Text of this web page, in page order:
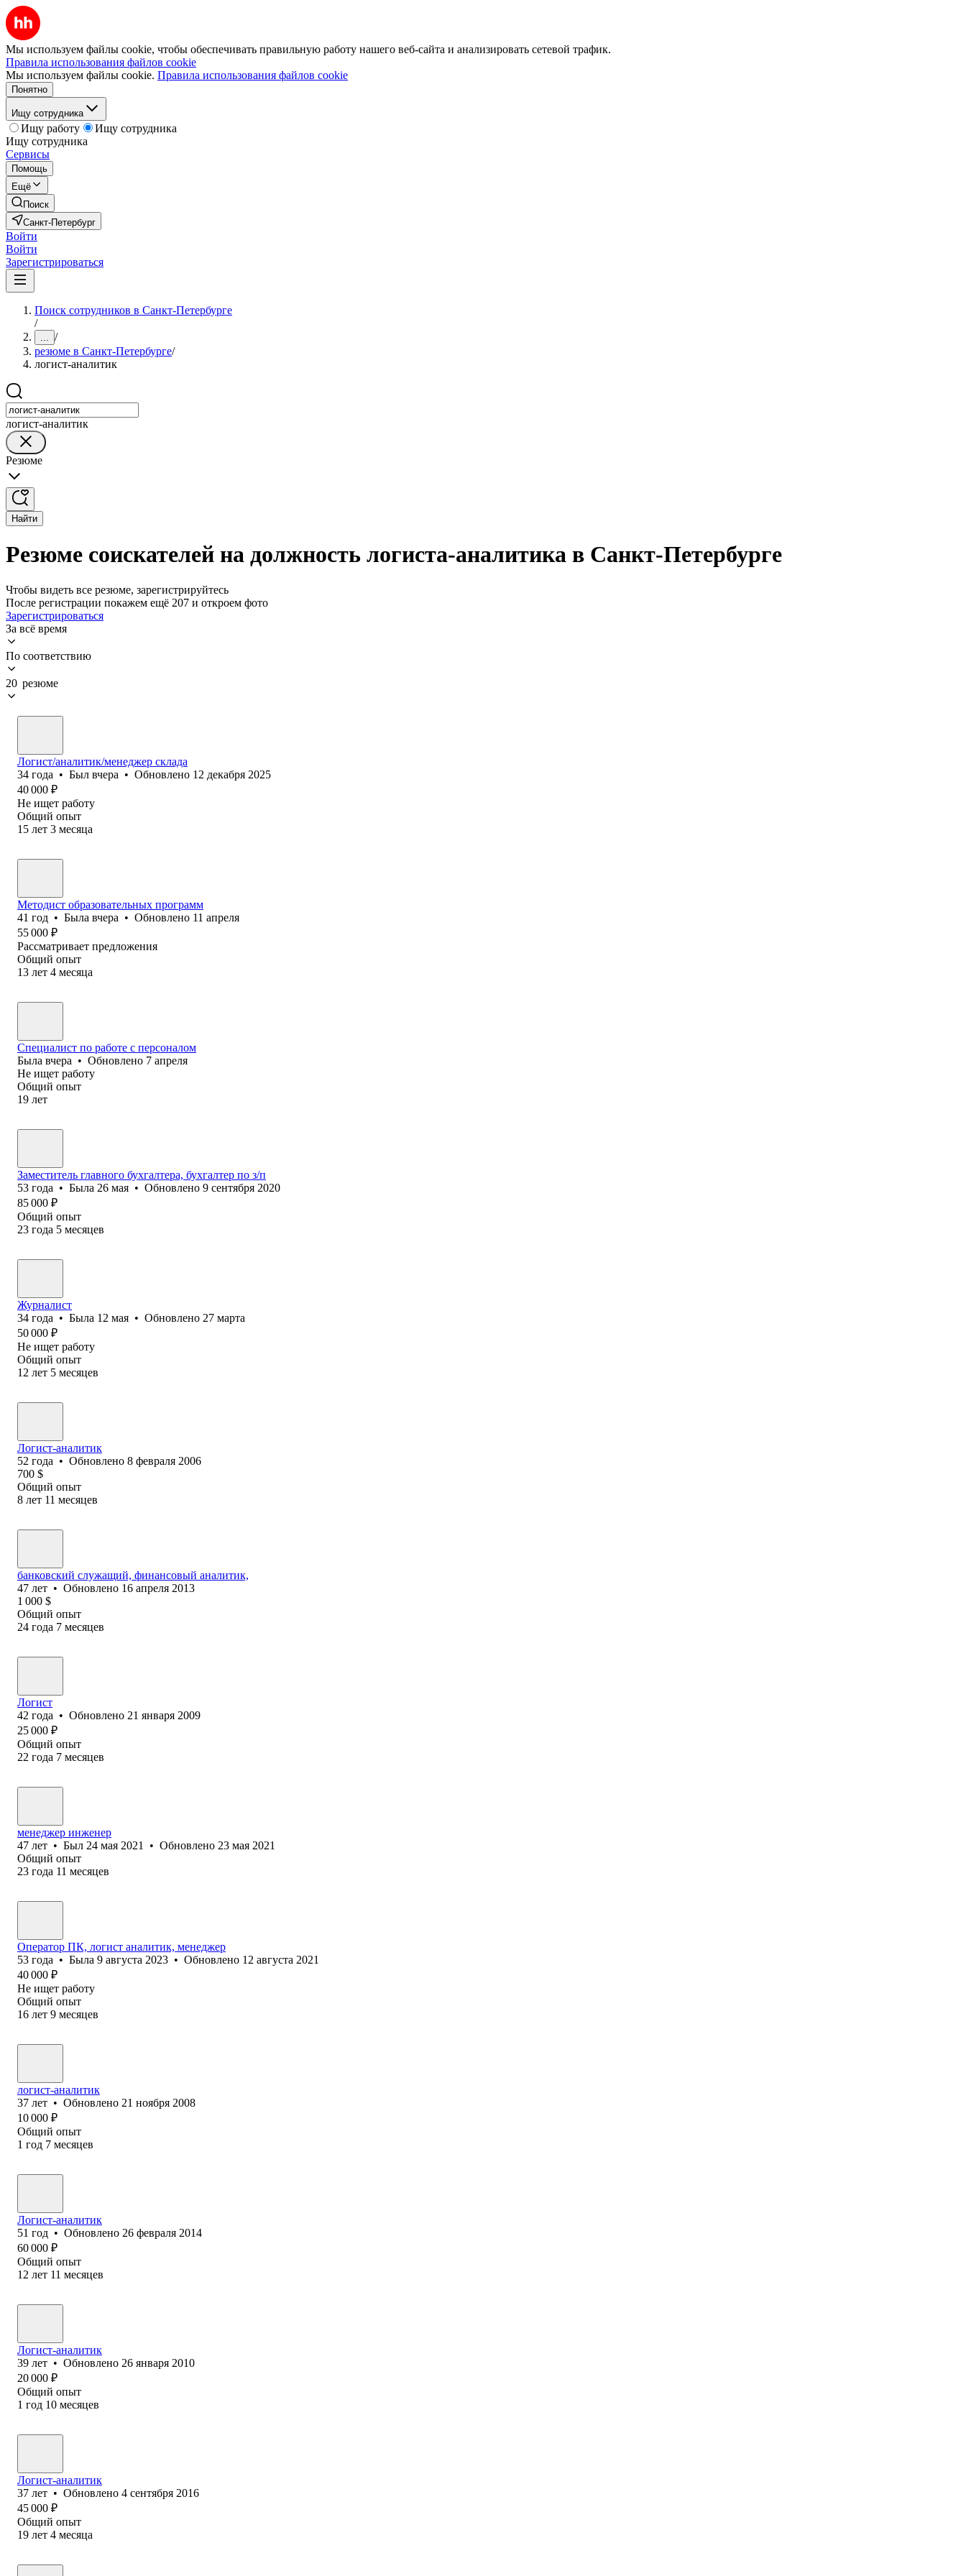
Мы используем файлы cookie, чтобы обеспечивать правильную работу нашего веб-сайта и анализировать сетевой трафик.
Правила использования файлов cookie
Мы используем файлы cookie. Правила использования файлов cookie
Понятно
Ищу сотрудника
Ищу работу
Ищу сотрудника
Ищу сотрудника
Сервисы
Помощь
Ещё
Поиск
Санкт-Петербург
Войти
Войти
Зарегистрироваться
Поиск сотрудников в Санкт-Петербурге
/
... /
резюме в Санкт-Петербурге/
логист-аналитик
логист-аналитик
Резюме
Найти
Резюме соискателей на должность логиста-аналитика в Санкт-Петербурге
Чтобы видеть все резюме, зарегистрируйтесь
После регистрации покажем ещё 207 и откроем фото
Зарегистрироваться
За всё время
По соответствию
20 резюме
Логист/аналитик/менеджер склада
34 года • Был вчера • Обновлено 12 декабря 2025
40 000 ₽
Не ищет работу
Общий опыт
15 лет 3 месяца
Методист образовательных программ
41 год • Была вчера • Обновлено 11 апреля
55 000 ₽
Рассматривает предложения
Общий опыт
13 лет 4 месяца
Специалист по работе с персоналом
Была вчера • Обновлено 7 апреля
Не ищет работу
Общий опыт
19 лет
Заместитель главного бухгалтера, бухгалтер по з/п
53 года • Была 26 мая • Обновлено 9 сентября 2020
85 000 ₽
Общий опыт
23 года 5 месяцев
Журналист
34 года • Была 12 мая • Обновлено 27 марта
50 000 ₽
Не ищет работу
Общий опыт
12 лет 5 месяцев
Логист-аналитик
52 года • Обновлено 8 февраля 2006
700 $
Общий опыт
8 лет 11 месяцев
банковский служащий, финансовый аналитик,
47 лет • Обновлено 16 апреля 2013
1 000 $
Общий опыт
24 года 7 месяцев
Логист
42 года • Обновлено 21 января 2009
25 000 ₽
Общий опыт
22 года 7 месяцев
менеджер инженер
47 лет • Был 24 мая 2021 • Обновлено 23 мая 2021
Общий опыт
23 года 11 месяцев
Оператор ПК, логист аналитик, менеджер
53 года • Была 9 августа 2023 • Обновлено 12 августа 2021
40 000 ₽
Не ищет работу
Общий опыт
16 лет 9 месяцев
логист-аналитик
37 лет • Обновлено 21 ноября 2008
10 000 ₽
Общий опыт
1 год 7 месяцев
Логист-аналитик
51 год • Обновлено 26 февраля 2014
60 000 ₽
Общий опыт
12 лет 11 месяцев
Логист-аналитик
39 лет • Обновлено 26 января 2010
20 000 ₽
Общий опыт
1 год 10 месяцев
Логист-аналитик
37 лет • Обновлено 4 сентября 2016
45 000 ₽
Общий опыт
19 лет 4 месяца